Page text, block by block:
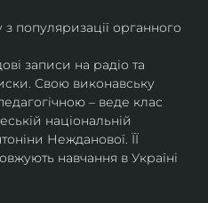
популяризації органного
записи на радіо та
Свою виконавську
– веде клас
національній
Нежданової. ЇЇ
навчання в Україні